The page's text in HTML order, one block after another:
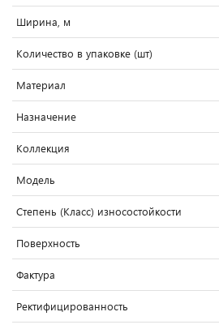
Ширина, м
Количество в упаковке (шт)
Материал
Назначение
Коллекция
Модель
Степень (Класс) износостойкости
Поверхность
Фактура
Ректифицированность